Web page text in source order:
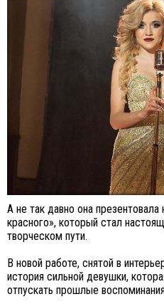
А не так давно она
красного», который стал
творческом пути.
В новой работе, снятой в
история сильной девушки,
отпускать прошлые